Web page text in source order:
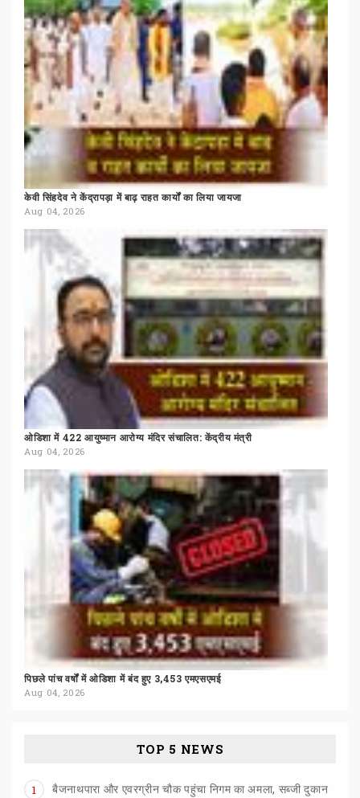
केवी सिंहदेव ने केंद्रापड़ा में बाढ़ राहत कार्यों का लिया जायजा
Aug 04, 2026
ओडिशा में 422 आयुष्मान आरोग्य मंदिर संचालित: केंद्रीय मंत्री
Aug 04, 2026
पिछले पांच वर्षों में ओडिशा में बंद हुए 3,453 एमएसएमई
Aug 04, 2026
TOP 5 NEWS
1
बैजनाथपारा और एवरग्रीन चौक पहुंचा निगम का अमला, सब्जी दुकान